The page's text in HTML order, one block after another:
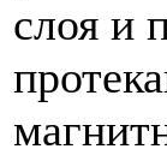
слоя и